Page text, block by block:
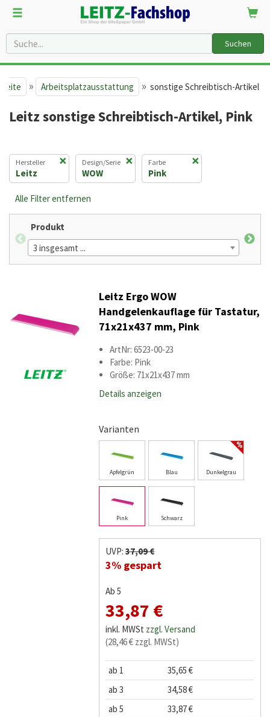
Suchen
» Arbeitsplatzausstattung » sonstige Schreibtisch-Artikel
Leitz sonstige Schreibtisch-Artikel, Pink
×
Hersteller
Leitz
×
Design/Serie
WOW
×
Farbe
Pink
Alle Filter entfernen
Produkt
3 insgesamt ...
Leitz Ergo WOW
Handgelenkauflage für Tastatur,
71x21x437 mm, Pink
ArtNr: 6523-00-23
Farbe: Pink
Größe: 71x21x437 mm
Details anzeigen
Varianten
Apfelgrün Blau Dunkelgrau
Pink Schwarz
UVP:37,09 €
3% gespart
Ab 5
33,87 €
inkl. MWSt zzgl. Versand
(28,46 € zzgl. MWSt)
ab 1
35,65 €
ab 3
34,58 €
ab 5
33,87 €